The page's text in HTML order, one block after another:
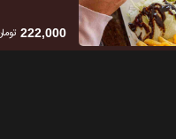
222,000